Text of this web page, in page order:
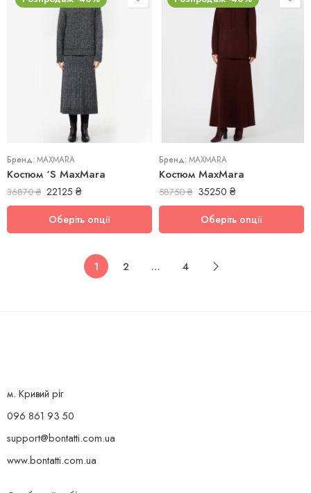
Бренд: MAXMARA
Костюм ‘S MaxMara
36870₴ 22125 ₴
Оберіть опції
Бренд: MAXMARA
Костюм MaxMara
58750₴ 35250 ₴
Оберіть опції
1 2 … 4
м. Кривий ріг
096 861 93 50
support@bontatti.com.ua
www.bontatti.com.ua